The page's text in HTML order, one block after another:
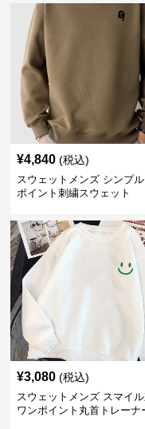
¥4,840 (税込)
スウェットメンズ シンプ
ポイント刺繍スウェット
¥3,080 (税込)
スウェットメンズ スマイ
ワンポイント丸首トレーナ